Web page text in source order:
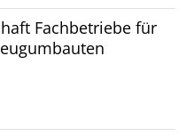
Fachbetriebe für